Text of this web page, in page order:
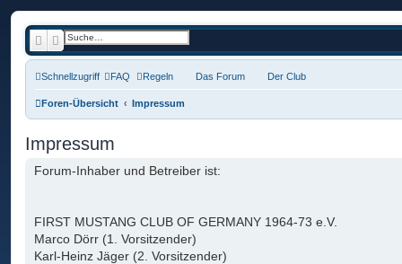
SucheErweiterte Suche
Schnellzugriff FAQ Regeln Das Forum Der Club
Foren-Übersicht Impressum
Impressum
Forum-Inhaber und Betreiber ist:
FIRST MUSTANG CLUB OF GERMANY 1964-73 e.V.
Marco Dörr (1. Vorsitzender)
Karl-Heinz Jäger (2. Vorsitzender)